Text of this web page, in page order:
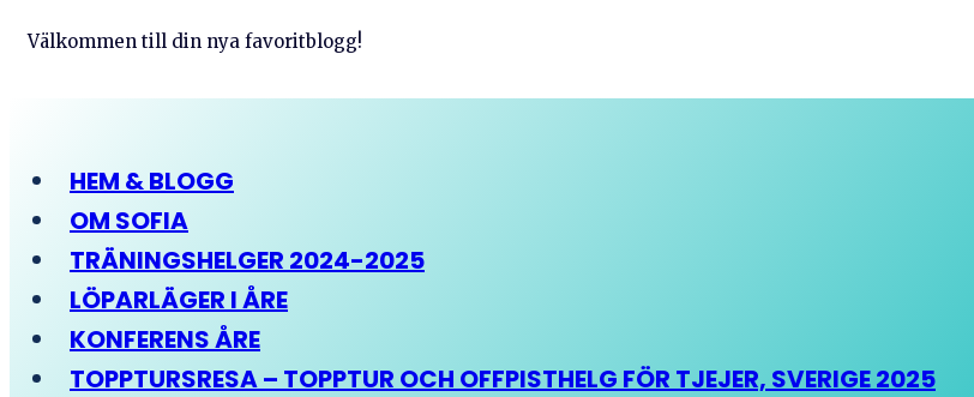
Välkommen till din nya favoritblogg!
HEM & BLOGG
OM SOFIA
TRÄNINGSHELGER 2024-2025
LÖPARLÄGER I ÅRE
KONFERENS ÅRE
TOPPTURSRESA – TOPPTUR OCH OFFPISTHELG FÖR TJEJER, SVERIGE 2025